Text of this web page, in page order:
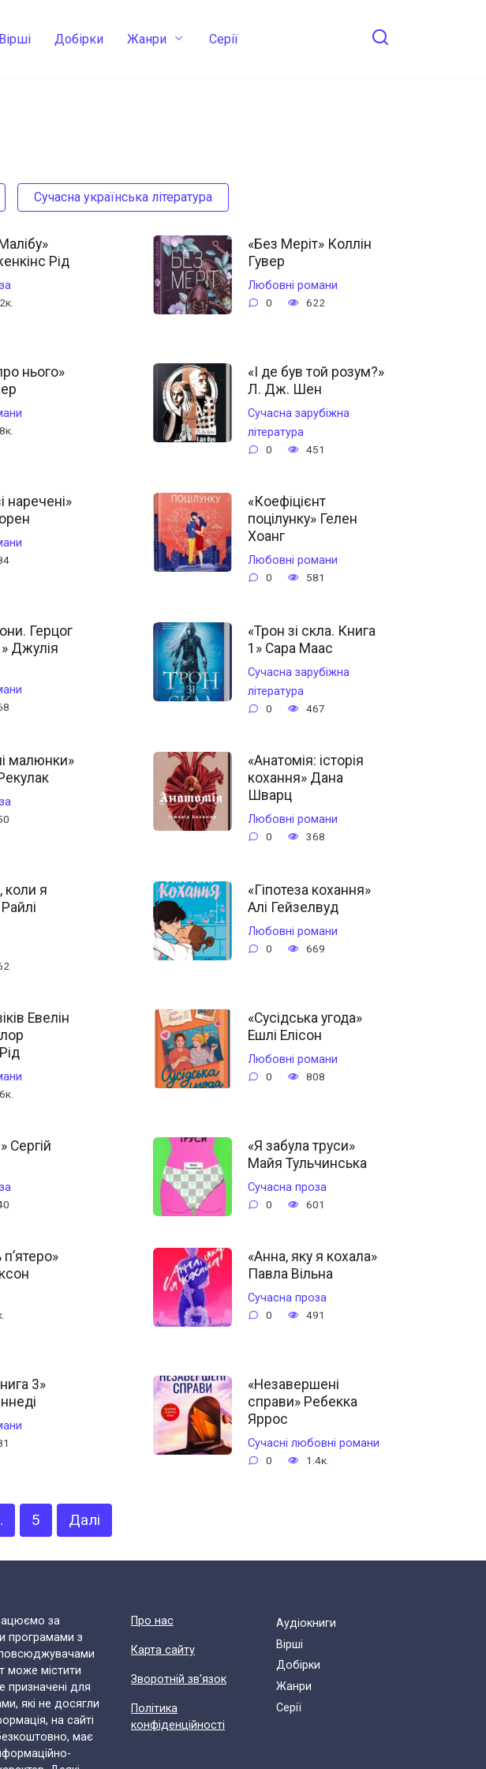
Вірші Добірки Жанри Cерії
Сучасна українська література
Рід
«Без Меріт» Коллін
Гувер
Любовні романи
0 622
нього»
«І де був той розум?»
Л. Дж. Шен
Сучасна зарубіжна
література
0 451
наречені»
«Коефіцієнт
поцілунку» Гелен
Хоанг
Любовні романи
0 581
Герцог
Джулія
«Трон зі скла. Книга
1» Сара Маас
Сучасна зарубіжна
література
0 467
малюнки»
«Анатомія: історія
кохання» Дана
Шварц
Любовні романи
0 368
коли я
«Гіпотеза кохання»
Алі Гейзелвуд
Любовні романи
0 669
Евелін
«Сусідська угода»
Ешлі Елісон
Любовні романи
0 808
Сергій
«Я забула труси»
Майя Тульчинська
Сучасна проза
0 601
«Анна, яку я кохала»
Павла Вільна
Сучасна проза
0 491
3»
«Незавершені
справи» Ребекка
Яррос
Сучасні любовні романи
0 1.4к.
5 Далі
за
програмами з
може містити
призначені для
які не досягли
на сайті
має
Про нас
Карта сайту
Зворотній зв'язок
Політика
конфіденційності
Аудіокниги
Вірші
Добірки
Жанри
Cерії